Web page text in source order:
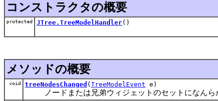
コンストラクタの概要
protected JTree.TreeModelHandler()
メソッドの概要
void treeNodesChanged ( TreeModelEvent e)
ノードまたは兄弟ウィジェットのセットになんら